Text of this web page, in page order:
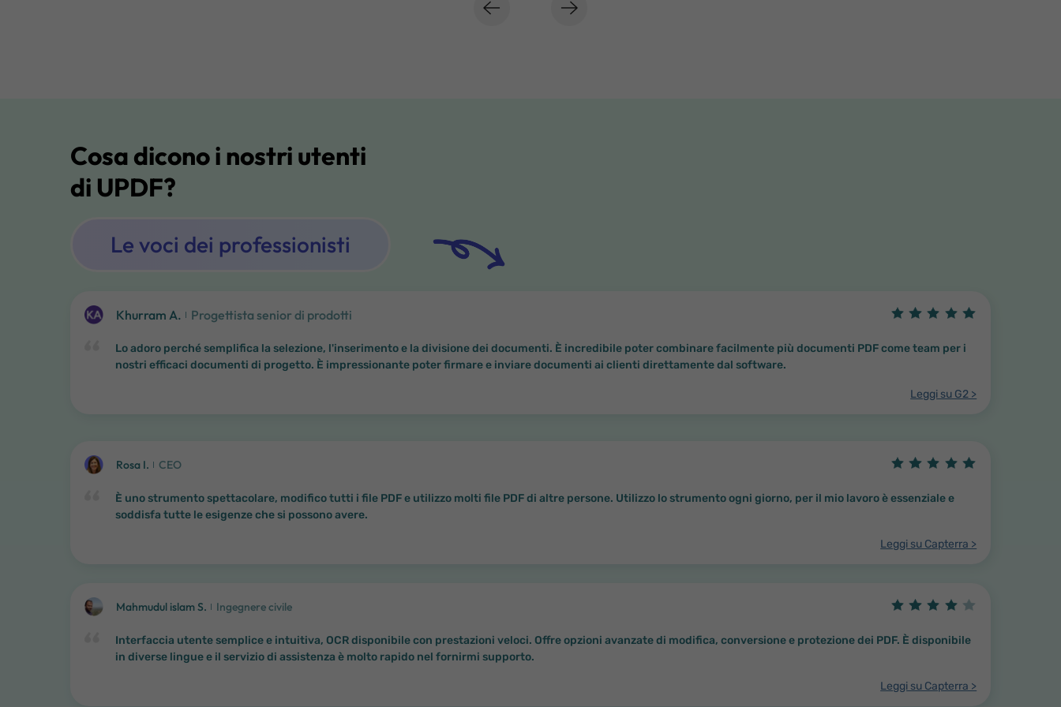
Cosa dicono i nostri utenti
di UPDF?
Le voci dei professionisti
Khurram A. Progettista senior di prodotti
Lo adoro perché semplifica la selezione, l'inserimento e la divisione dei documenti. È incredibile poter combinare facilmente più documenti PDF come team per i
nostri efficaci documenti di progetto. È impressionante poter firmare e inviare documenti ai clienti direttamente dal software.
Leggi su G2 >
Rosa I. CEO
È uno strumento spettacolare, modifico tutti i file PDF e utilizzo molti file PDF di altre persone. Utilizzo lo strumento ogni giorno, per il mio lavoro è essenziale e
soddisfa tutte le esigenze che si possono avere.
Leggi su Capterra >
Mahmudul islam S. Ingegnere civile
Interfaccia utente semplice e intuitiva, OCR disponibile con prestazioni veloci. Offre opzioni avanzate di modifica, conversione e protezione dei PDF. È disponibile
in diverse lingue e il servizio di assistenza è molto rapido nel fornirmi supporto.
Leggi su Capterra >